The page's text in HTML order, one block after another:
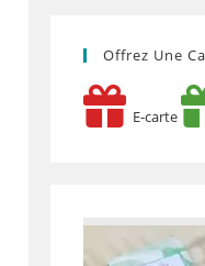
Offrez Une
E-carte